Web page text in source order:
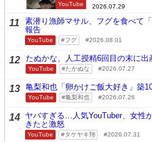
YouTube 2026.07.29
11
素潜り漁師マサル、フグを食べて
報告
YouTube フグ 2026.08.01
12 たぬかな、人工授精6回目の末に出
YouTube たかぬな 2026.07.27
13 亀梨和也「卵かけご飯大好き」築
YouTube 亀梨和也 2026.07.26
14 ヤバすぎる…人気YouTuber、女性
きたと激怒
YouTube タケヤキ翔 2026.07.31